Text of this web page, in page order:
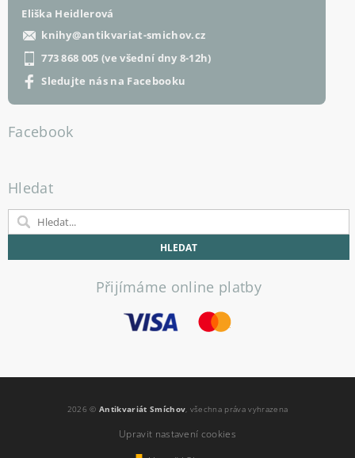
Eliška Heidlerová
knihy@antikvariat-smichov.cz
773 868 005 (ve všední dny 8-12h)
Sledujte nás na Facebooku
Facebook
Hledat
Přijímáme online platby
2026 ©Antikvariát Smíchov , všechna práva vyhrazena
Upravit nastavení cookies